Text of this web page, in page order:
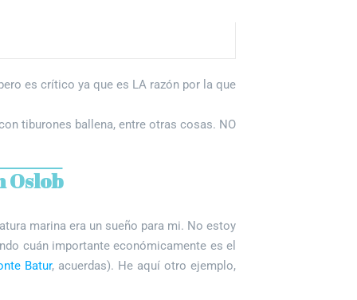
es crítico ya que es LA razón por la que
tiburones ballena, entre otras cosas. NO
Oslob
marina era un sueño para mi. No estoy
cuán importante económicamente es el
Batur, acuerdas). He aquí otro ejemplo,